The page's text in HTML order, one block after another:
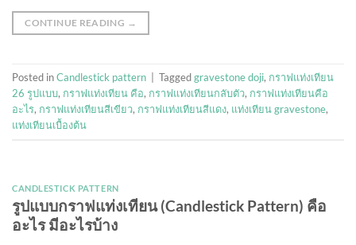
CONTINUE READING →
Posted inCandlestick pattern Taggedgravestone doji, กราฟแท่งเทียน
26 รูปแบบ, กราฟแท่งเทียน คือ, กราฟแท่งเทียนกลับตัว, กราฟแท่งเทียนคือ
อะไร, กราฟแท่งเทียนสีเขียว, กราฟแท่งเทียนสีแดง, แท่งเทียน gravestone,
แท่งเทียนเบื้องต้น
CANDLESTICK PATTERN
รูปแบบกราฟแท่งเทียน (Candlestick Pattern) คือ
อะไร มีอะไรบ้าง